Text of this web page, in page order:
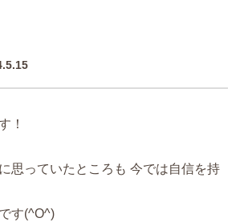
！
思っていたところも 今では自信を持
す(^O^)